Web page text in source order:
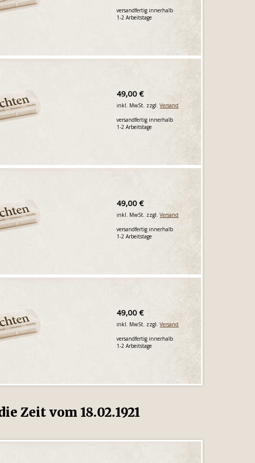
versandfertig innerhalb
1-2 Arbeitstage
49,00 €
inkl. MwSt. zzgl.Versand
versandfertig innerhalb
1-2 Arbeitstage
49,00 €
inkl. MwSt. zzgl.Versand
versandfertig innerhalb
1-2 Arbeitstage
49,00 €
inkl. MwSt. zzgl.Versand
versandfertig innerhalb
1-2 Arbeitstage
Zeit vom 18.02.1921